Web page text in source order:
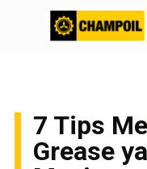
7 Tips
Grease